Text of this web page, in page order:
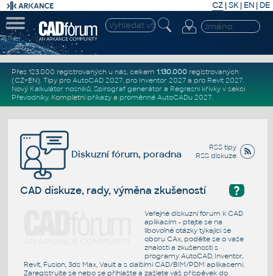
CZ | SK| EN | DE
Přes 123.000 registrovaných u nás, celkem 1.130.000registrovaných
(CZ+EN). Tipy pro AutoCAD 2027, pro Inventor 2027a pro Revit 2027.
Nový Kalkulátor nosníků, Spirograf generátor a Regresní křivkyv sekci
Převodníky. Kompletní příkazya proměnné AutoCADu 2027.
RSS tipy
RSS diskuze
Diskuzní fórum, poradna
?
CAD diskuze, rady, výměna zkušeností
Veřejné diskuzní fórum k CAD
aplikacím - ptejte se na
libovolné otázky týkající se
oboru CAx, podělte se o vaše
znalosti a zkušenosti s
programy AutoCAD, Inventor,
Revit, Fusion, 3ds Max, Vault a s dalšími CAD/BIM/PDM aplikacemi.
Zaregistrujte se nebo se přihlašte a zašlete váš příspěvek do